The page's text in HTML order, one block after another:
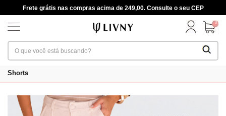
Frete grátis nas compras acima de 249,00. Consulte o seu CEP
0
Shorts